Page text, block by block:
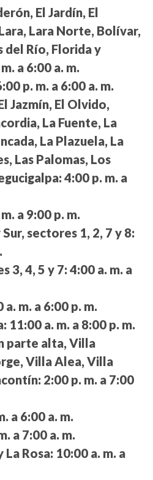
El Jardín, El
Lara Norte, Bolívar,
del Río, Florida y
a 6:00 a. m.
p. m. a 6:00 a. m.
Jazmín, El Olvido,
La Fuente, La
La Plazuela, La
Las Palomas, Los
4:00 p. m. a
a 9:00 p. m.
sectores 1, 2, 7 y 8:
3, 4, 5 y 7: 4:00 a. m. a
a. m. a 6:00 p. m.
11:00 a. m. a 8:00 p. m.
parte alta, Villa
Villa Alea, Villa
2:00 p. m. a 7:00
a 6:00 a. m.
a 7:00 a. m.
La Rosa: 10:00 a. m. a